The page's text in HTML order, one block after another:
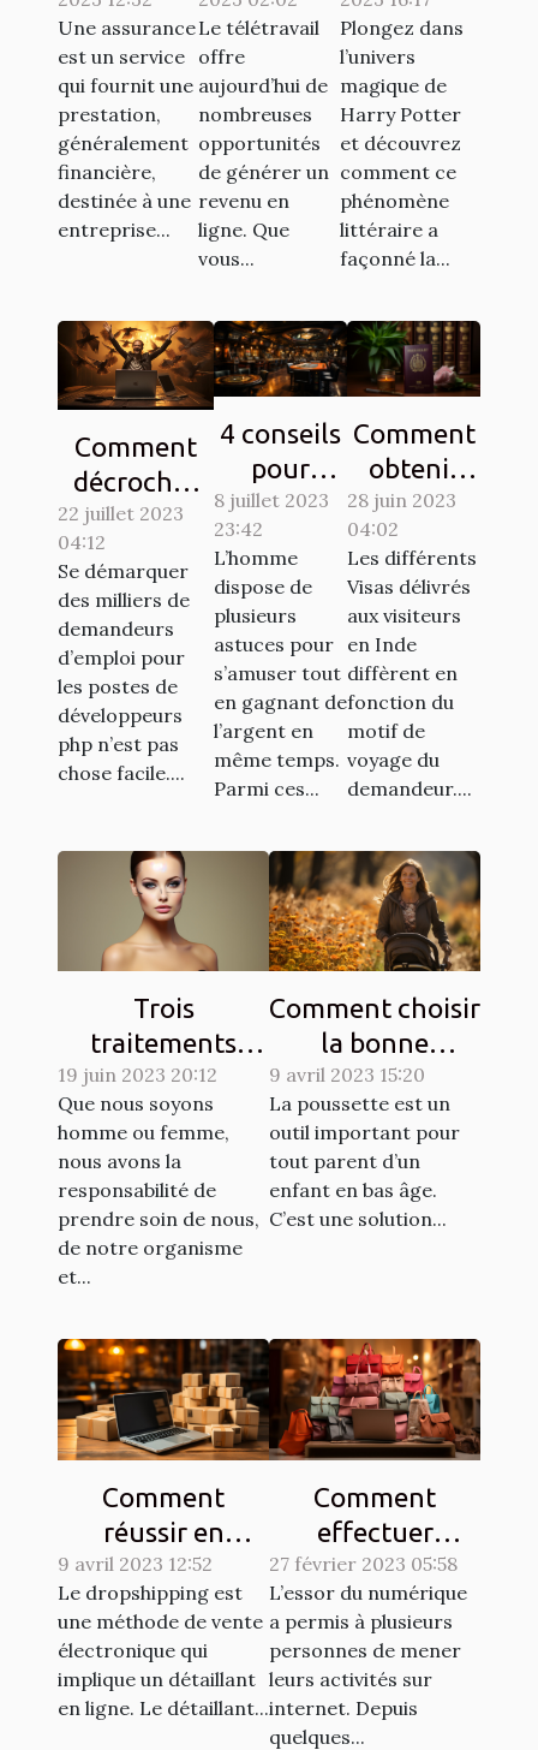
en France :
lesquelles
sont
exigées ?
Une assurance
est un service
qui fournit une
prestation,
généralement
financière,
destinée à une
entreprise...
pour se
faire de
l'argent en
télétravail
?
Le télétravail
offre
aujourd’hui de
nombreuses
opportunités
de générer un
revenu en
ligne. Que
vous...
la culture
populaire à
travers les
chasses au
trésor
Plongez dans
l’univers
magique de
Harry Potter
et découvrez
comment ce
phénomène
littéraire a
façonné la...
Comment
décrocher
son emploi
de rêve en
tant que
développeur
PHP ?
22 juillet 2023
04:12
Se démarquer
des milliers de
demandeurs
d’emploi pour
les postes de
développeurs
php n’est pas
chose facile....
4 conseils
pour
gagner au
jeu de
casino
aviator
8 juillet 2023
23:42
L’homme
dispose de
plusieurs
astuces pour
s’amuser tout
en gagnant de
l’argent en
même temps.
Parmi ces...
Comment
obtenir
son visa
pour
l’inde ?
28 juin 2023
04:02
Les différents
Visas délivrés
aux visiteurs
en Inde
diffèrent en
fonction du
motif de
voyage du
demandeur....
Trois
traitements
dermatologiques
pour améliorer
l'apparence de
votre peau
19 juin 2023 20:12
Que nous soyons
homme ou femme,
nous avons la
responsabilité de
prendre soin de nous,
de notre organisme
et...
Comment choisir
la bonne
poussette pour
un enfant ?
9 avril 2023 15:20
La poussette est un
outil important pour
tout parent d’un
enfant en bas âge.
C’est une solution...
Comment
réussir en
dropshipping ?
9 avril 2023 12:52
Le dropshipping est
une méthode de vente
électronique qui
implique un détaillant
en ligne. Le détaillant...
Comment
effectuer
efficacement
des achats en
ligne ?
27 février 2023 05:58
L’essor du numérique
a permis à plusieurs
personnes de mener
leurs activités sur
internet. Depuis
quelques...